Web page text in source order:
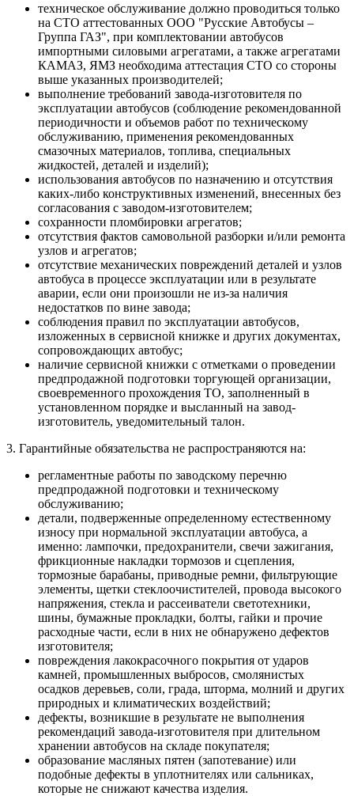
техническое обслуживание должно проводиться только
на СТО аттестованных ООО "Русские Автобусы –
Группа ГАЗ", при комплектовании автобусов
импортными силовыми агрегатами, а также агрегатами
КАМАЗ, ЯМЗ необходима аттестация СТО со стороны
выше указанных производителей;
выполнение требований завода-изготовителя по
эксплуатации автобусов (соблюдение рекомендованной
периодичности и объемов работ по техническому
обслуживанию, применения рекомендованных
смазочных материалов, топлива, специальных
жидкостей, деталей и изделий);
использования автобусов по назначению и отсутствия
каких-либо конструктивных изменений, внесенных без
согласования с заводом-изготовителем;
сохранности пломбировки агрегатов;
отсутствия фактов самовольной разборки и/или ремонта
узлов и агрегатов;
отсутствие механических повреждений деталей и узлов
автобуса в процессе эксплуатации или в результате
аварии, если они произошли не из-за наличия
недостатков по вине завода;
соблюдения правил по эксплуатации автобусов,
изложенных в сервисной книжке и других документах,
сопровождающих автобус;
наличие сервисной книжки с отметками о проведении
предпродажной подготовки торгующей организации,
своевременного прохождения ТО, заполненный в
установленном порядке и высланный на завод-
изготовитель, уведомительный талон.
3. Гарантийные обязательства не распространяются на:
регламентные работы по заводскому перечню
предпродажной подготовки и техническому
обслуживанию;
детали, подверженные определенному естественному
износу при нормальной эксплуатации автобуса, а
именно: лампочки, предохранители, свечи зажигания,
фрикционные накладки тормозов и сцепления,
тормозные барабаны, приводные ремни, фильтрующие
элементы, щетки стеклоочистителей, провода высокого
напряжения, стекла и рассеиватели светотехники,
шины, бумажные прокладки, болты, гайки и прочие
расходные части, если в них не обнаружено дефектов
изготовителя;
повреждения лакокрасочного покрытия от ударов
камней, промышленных выбросов, смолянистых
осадков деревьев, соли, града, шторма, молний и других
природных и климатических воздействий;
дефекты, возникшие в результате не выполнения
рекомендаций завода-изготовителя при длительном
хранении автобусов на складе покупателя;
образование масляных пятен (запотевание) или
подобные дефекты в уплотнителях или сальниках,
которые не снижают качества изделия.